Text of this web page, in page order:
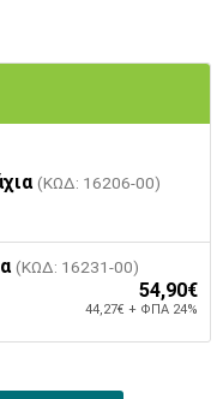
(ΚΩΔ: 16206-00)
(ΚΩΔ: 16231-00)
54,90€
44,27€ + ΦΠΑ 24%